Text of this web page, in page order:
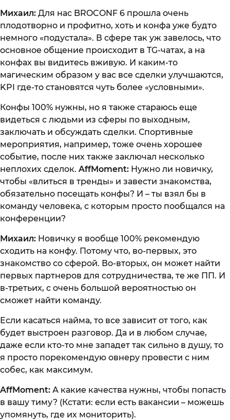
Михаил: Для нас BROCONF 6 прошла очень
плодотворно и профитно, хоть и конфа уже будто
немного «подустала». В сфере так уж завелось, что
основное общение происходит в TG-чатах, а на
конфах вы видитесь вживую. И каким-то
магическим образом у вас все сделки улучшаются,
KPI где-то становятся чуть более «условными».
Конфы 100% нужны, но я также стараюсь еще
видеться с людьми из сферы по выходным,
заключать и обсуждать сделки. Спортивные
мероприятия, например, тоже очень хорошее
событие, после них также заключал несколько
неплохих сделок. AffMoment: Нужно ли новичку,
чтобы «влиться в тренды» и завести знакомства,
обязательно посещать конфы? И – ты взял бы в
команду человека, с которым просто пообщался на
конференции?
Михаил: Новичку я вообще 100% рекомендую
сходить на конфу. Потому что, во-первых, это
знакомство со сферой. Во-вторых, он может найти
первых партнеров для сотрудничества, те же ПП. И
в-третьих, с очень большой вероятностью он
сможет найти команду.
Если касаться найма, то все зависит от того, как
будет выстроен разговор. Да и в любом случае,
даже если кто-то мне западет так сильно в душу, то
я просто порекомендую овнеру провести с ним
собес, как максимум.
AffMoment: А какие качества нужны, чтобы попасть
в вашу тиму? (Кстати: если есть вакансии – можешь
упомянуть, где их мониторить).